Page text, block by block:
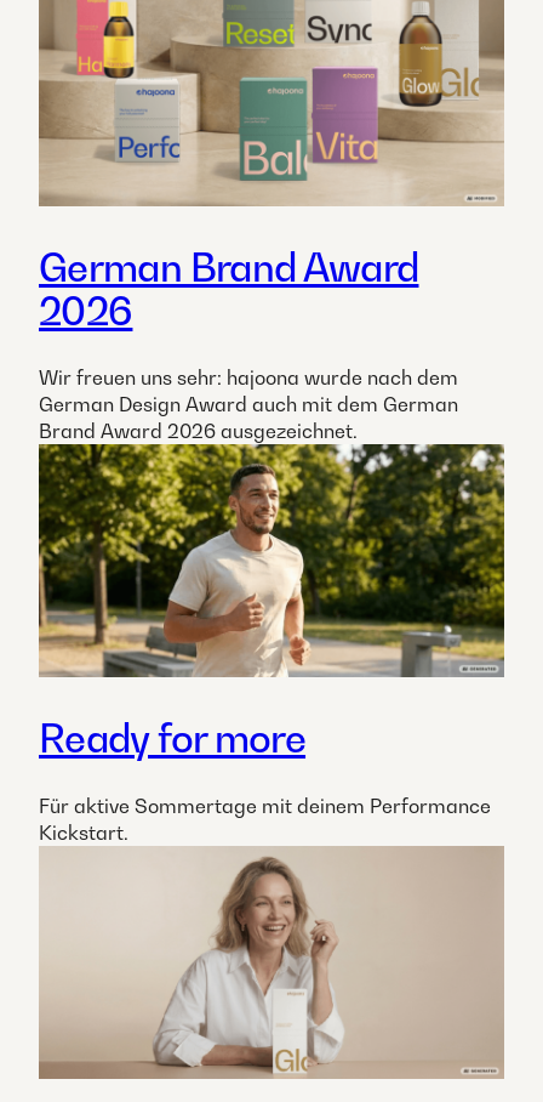
German Brand Award
2026
Wir freuen uns sehr: hajoona wurde nach dem
German Design Award auch mit dem German
Brand Award 2026 ausgezeichnet.
Ready for more
Für aktive Sommertage mit deinem Performance
Kickstart.